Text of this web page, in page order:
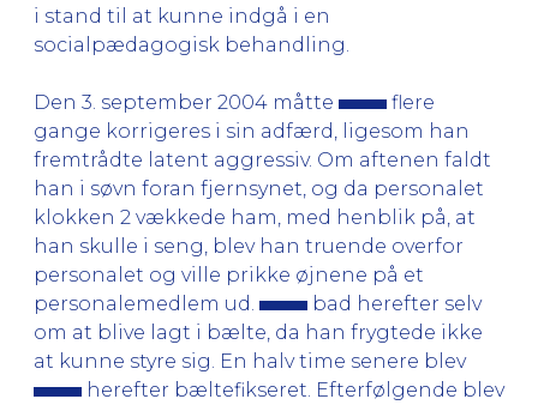
i stand til at kunne indgå i en
socialpædagogisk behandling.
Den 3. september 2004 måtte
flere
gange korrigeres i sin adfærd, ligesom han
fremtrådte latent aggressiv. Om aftenen faldt
han i søvn foran fjernsynet, og da personalet
klokken 2 vækkede ham, med henblik på, at
han skulle i seng, blev han truende overfor
personalet og ville prikke øjnene på et
personalemedlem ud.
bad herefter selv
om at blive lagt i bælte, da han frygtede ikke
at kunne styre sig. En halv time senere blev
herefter bæltefikseret. Efterfølgende blev